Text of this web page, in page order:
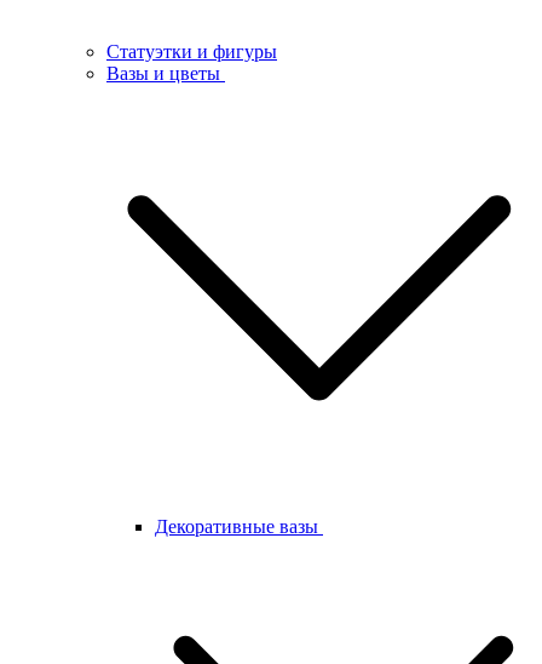
Статуэтки и фигуры
Вазы и цветы
Декоративные вазы